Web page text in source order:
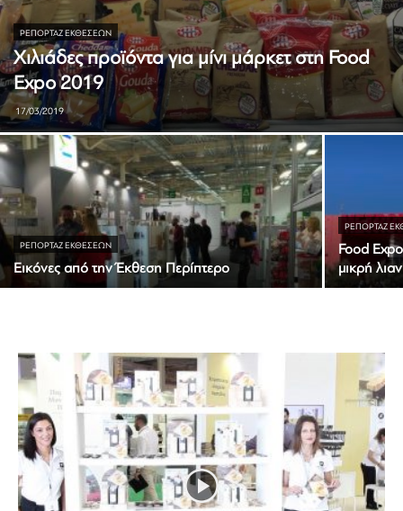
ΡΕΠΟΡΤΆΖ ΕΚΘΈΣΕΩΝ
Χιλιάδες προϊόντα για μίνι μάρκετ στη Food
Expo 2019
17/03/2019
ΡΕΠΟΡΤΆΖ ΕΚΘΈΣΕΩΝ
Εικόνες από την Έκθεση Περίπτερο
ΡΕΠΟΡΤΆΖ
Food
μικρή